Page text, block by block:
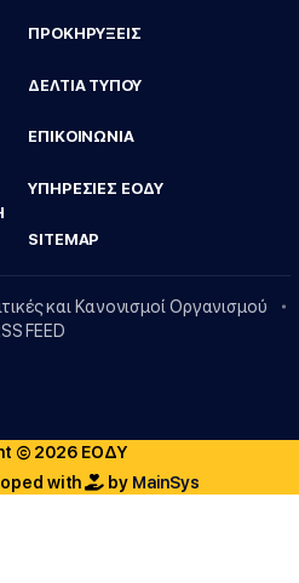
ΠΡΟΚΗΡΥΞΕΙΣ
ΔΕΛΤΙΑ ΤΥΠΟΥ
ΕΠΙΚΟΙΝΩΝΙΑ
ΥΠΗΡΕΣΙΕΣ ΕΟΔΥ
SITEMAP
και Κανονισμοί Οργανισμού
FEED
© 2026 ΕΟΔΥ
with
by MainSys